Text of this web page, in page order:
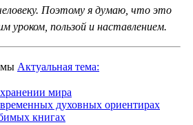
Поэтому я думаю, что это
уроком, пользой и наставлением.
Актуальная тема:
мира
духовных ориентирах
книгах